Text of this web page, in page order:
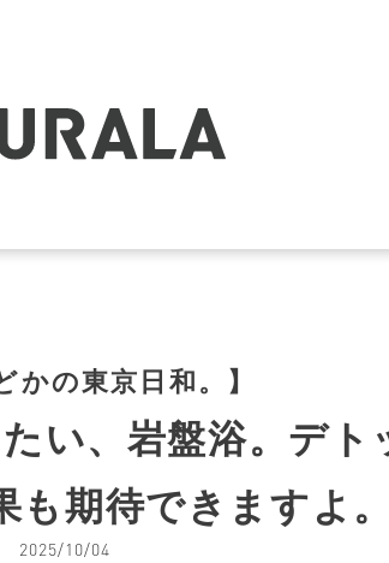
かの東京日和。】
い、岩盤浴。デト
も期待できますよ。
2025/10/04